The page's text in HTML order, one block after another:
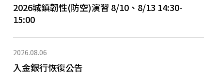
2026城鎮韌性(防空)演習 8/10、8/13 14:30-
15:00
2026.08.06
入金銀行恢復公告